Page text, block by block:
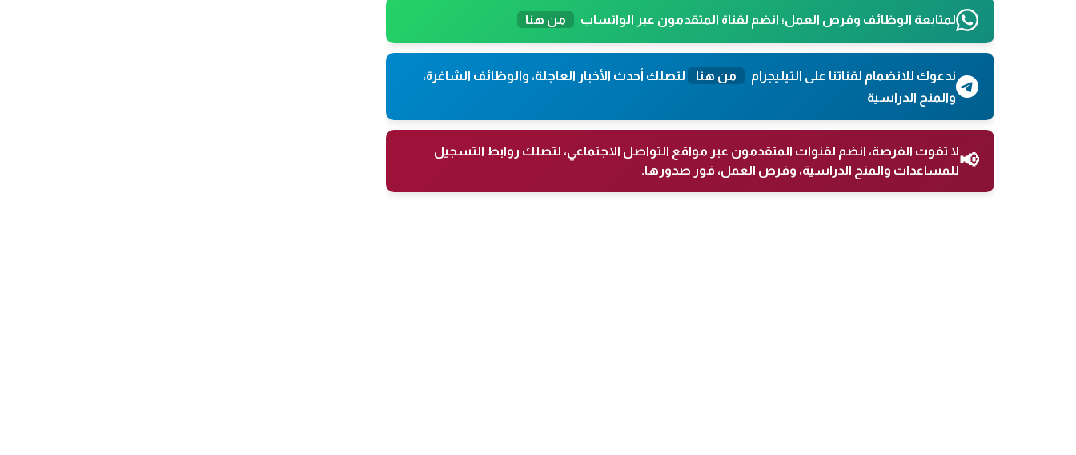
لمتابعة الوظائف وفرص العمل؛ انضم لقناة المتقدمون عبر الواتساب من هنا
ندعوك للانضمام لقناتنا على التيليجرام من هنا
لتصلك أحدث الأخبار العاجلة، والوظائف الشاغرة،
والمنح الدراسية
📢لا تفوت الفرصة، انضم لقنوات المتقدمون عبر مواقع التواصل الاجتماعي، لتصلك روابط التسجيل
للمساعدات والمنح الدراسية، وفرص العمل، فور صدورها.